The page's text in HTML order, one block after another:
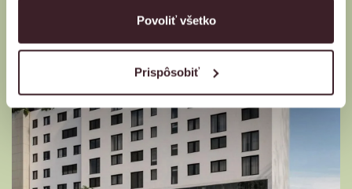
Povoliť všetko
Prispôsobiť